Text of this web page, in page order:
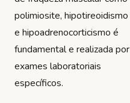
polimiosite, hipotireoidismo
e hipoadrenocorticismo é
fundamental e realizada por
exames laboratoriais
específicos.